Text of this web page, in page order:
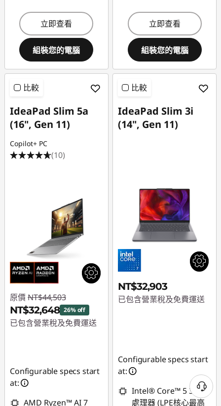
立即查看
組裝您的電腦
立即查看
組裝您的電腦
比較
IdeaPad Slim 5a
(16", Gen 11)
Copilot+ PC
(10)
原價 NT$44,503
NT$32,648 26% off
已包含營業稅及免費運送
Configurable specs start
at:
AMD Ryzen™ AI 7
比較
IdeaPad Slim 3i
(14", Gen 11)
NT$32,903
已包含營業稅及免費運送
Configurable specs start
at:
Intel® Core™ 5 320
處理器 (LPE核心最高